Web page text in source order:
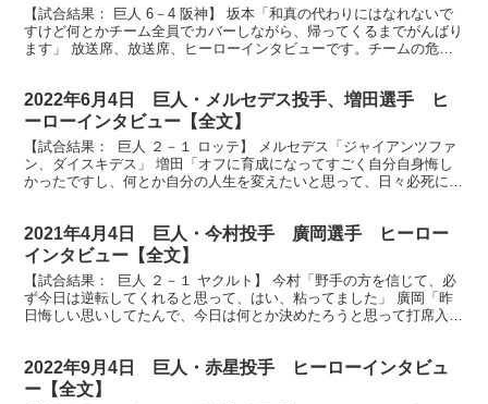
【試合結果： 巨人 6－4 阪神】 坂本「和真の代わりにはなれないで
すけど何とかチーム全員でカバーしながら、帰ってくるまでがんばり
ます」 放送席、放送席、ヒーローインタビューです。チームの危機
2022年6月4日 巨人・メルセデス投手、増田選手 ヒ
ーローインタビュー【全文】
【試合結果： 巨人 ２－１ ロッテ】 メルセデス「ジャイアンツファ
ン、ダイスキデス」 増田「オフに育成になってすごく自分自身悔し
かったですし、何とか自分の人生を変えたいと思って、日々必死にや
2021年4月4日 巨人・今村投手 廣岡選手 ヒーロー
インタビュー【全文】
【試合結果： 巨人 ２－１ ヤクルト】 今村「野手の方を信じて、必
ず今日は逆転してくれると思って、はい、粘ってました」 廣岡「昨
日悔しい思いしてたんで、今日は何とか決めたろうと思って打席入り
2022年9月4日 巨人・赤星投手 ヒーローインタビュ
ー【全文】